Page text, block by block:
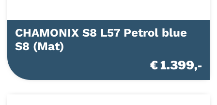
CHAMONIX S8 L57 Petrol blue
S8 (Mat)
€ 1.399,-